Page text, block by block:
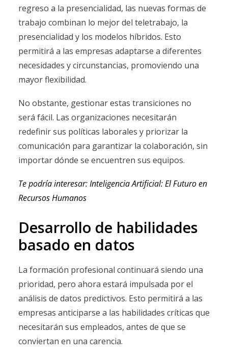
regreso a la presencialidad, las nuevas formas de
trabajo combinan lo mejor del teletrabajo, la
presencialidad y los modelos híbridos. Esto
permitirá a las empresas adaptarse a diferentes
necesidades y circunstancias, promoviendo una
mayor flexibilidad.
No obstante, gestionar estas transiciones no
será fácil. Las organizaciones necesitarán
redefinir sus políticas laborales y priorizar la
comunicación para garantizar la colaboración, sin
importar dónde se encuentren sus equipos.
Te podría interesar: Inteligencia Artificial: El Futuro en
Recursos Humanos
Desarrollo de habilidades
basado en datos
La formación profesional continuará siendo una
prioridad, pero ahora estará impulsada por el
análisis de datos predictivos. Esto permitirá a las
empresas anticiparse a las habilidades críticas que
necesitarán sus empleados, antes de que se
conviertan en una carencia.